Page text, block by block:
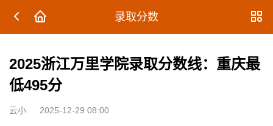
录取分数
2025浙江万里学院录取分数线：重庆最
低495分
云小 2025-12-29 08:00